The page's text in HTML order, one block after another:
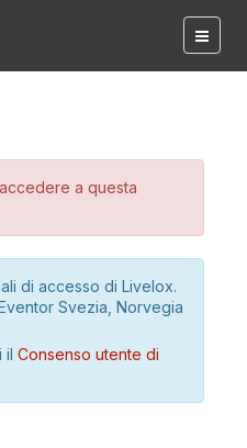
a questa
di accesso di Livelox.
Svezia, Norvegia
il Consenso utente di